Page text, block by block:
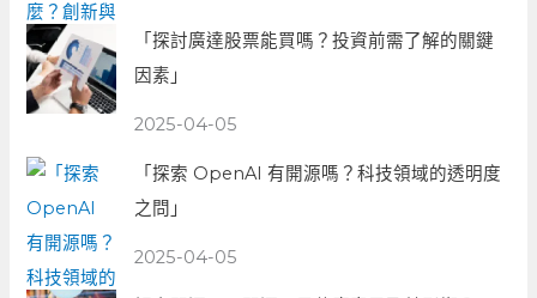
「探討廣達股票能買嗎？投資前需了解的關鍵
因素」
2025-04-05
「探索 OpenAI 有開源嗎？科技領域的透明度
之問」
2025-04-05